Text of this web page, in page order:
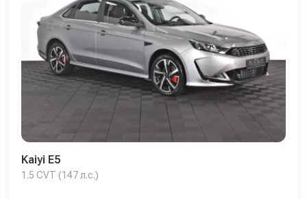
Kaiyi E5
1.5 CVT (147 л.с.)